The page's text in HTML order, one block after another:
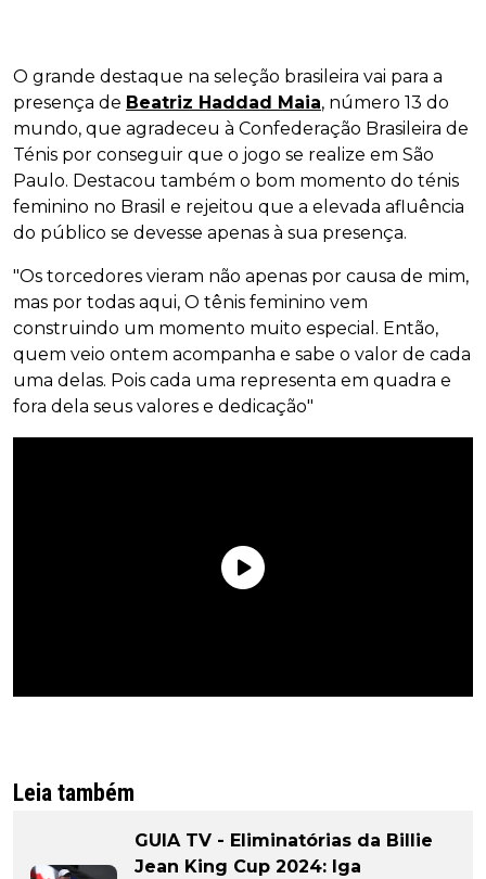
O grande destaque na seleção brasileira vai para a
presença de Beatriz Haddad Maia, número 13 do
mundo, que agradeceu à Confederação Brasileira de
Ténis por conseguir que o jogo se realize em São
Paulo. Destacou também o bom momento do ténis
feminino no Brasil e rejeitou que a elevada afluência
do público se devesse apenas à sua presença.
"Os torcedores vieram não apenas por causa de mim,
mas por todas aqui, O tênis feminino vem
construindo um momento muito especial. Então,
quem veio ontem acompanha e sabe o valor de cada
uma delas. Pois cada uma representa em quadra e
fora dela seus valores e dedicação"
Leia também
GUIA TV - Eliminatórias da Billie
Jean King Cup 2024: Iga